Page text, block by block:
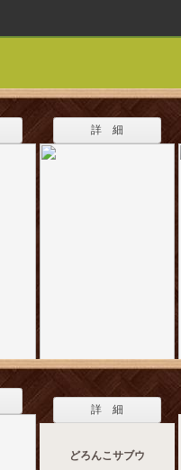
詳 細
詳 細
どろんこサブウ